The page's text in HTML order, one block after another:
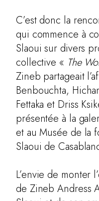
C’est donc la
qui commence à
Slaoui sur divers
collective « The
Zineb partageait
Benbouchta,
Fettaka et Driss
présentée à la
et au Musée de la
Slaoui de
L’envie de monter
de Zineb Andress